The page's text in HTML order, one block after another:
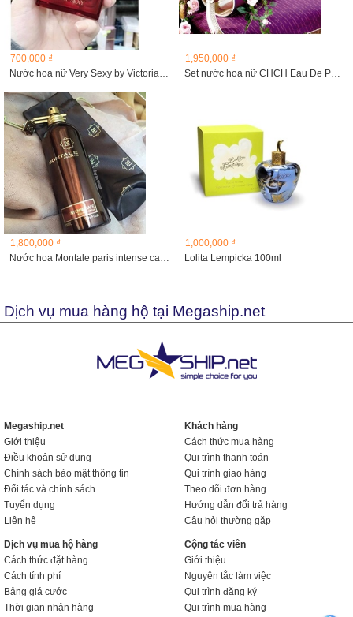
700,000 ₫
Nước hoa nữ Very Sexy by Victoria Secret
1,950,000 ₫
Set nước hoa nữ CHCH Eau De Parfum Sublime
1,800,000 ₫
Nước hoa Montale paris intense cafe, 100ml
1,000,000 ₫
Lolita Lempicka 100ml
Dịch vụ mua hàng hộ tại Megaship.net
Megaship.net
Giới thiệu
Điều khoản sử dụng
Chính sách bảo mật thông tin
Đối tác và chính sách
Tuyển dụng
Liên hệ
Khách hàng
Cách thức mua hàng
Qui trình thanh toán
Qui trình giao hàng
Theo dõi đơn hàng
Hướng dẫn đổi trả hàng
Câu hỏi thường gặp
Dịch vụ mua hộ hàng
Cách thức đặt hàng
Cách tính phí
Bảng giá cước
Thời gian nhận hàng
Cộng tác viên
Giới thiệu
Nguyên tắc làm việc
Qui trình đăng ký
Qui trình mua hàng